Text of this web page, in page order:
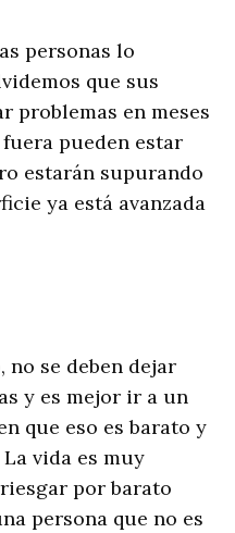
personas lo
que sus
problemas en meses
pueden estar
estarán supurando
ya está avanzada
no se deben dejar
y es mejor ir a un
que eso es barato y
vida es muy
por barato
persona que no es